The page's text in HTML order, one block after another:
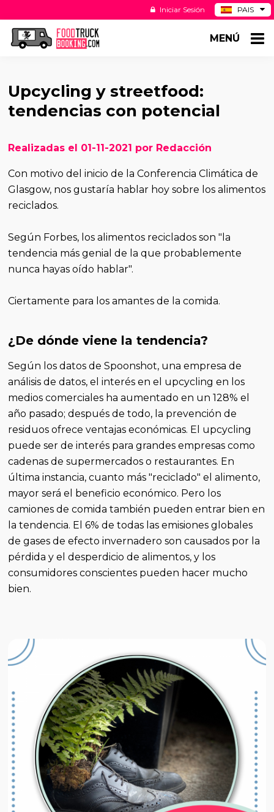
PAIS
DE
Iniciar Sesión
MENÚ
Upcycling y streetfood:
tendencias con potencial
Realizadas el 01-11-2021 por Redacción
Con motivo del inicio de la Conferencia Climática de
Glasgow, nos gustaría hablar hoy sobre los alimentos
reciclados.
Según Forbes, los alimentos reciclados son "la
tendencia más genial de la que probablemente
nunca hayas oído hablar".
Ciertamente para los amantes de la comida.
¿De dónde viene la tendencia?
Según los datos de Spoonshot, una empresa de
análisis de datos, el interés en el upcycling en los
medios comerciales ha aumentado en un 128% el
año pasado; después de todo, la prevención de
residuos ofrece ventajas económicas. El upcycling
puede ser de interés para grandes empresas como
cadenas de supermercados o restaurantes. En
última instancia, cuanto más "reciclado" el alimento,
mayor será el beneficio económico. Pero los
camiones de comida también pueden entrar bien en
la tendencia. El 6% de todas las emisiones globales
de gases de efecto invernadero son causados por la
pérdida y el desperdicio de alimentos, y los
consumidores conscientes pueden hacer mucho
bien.